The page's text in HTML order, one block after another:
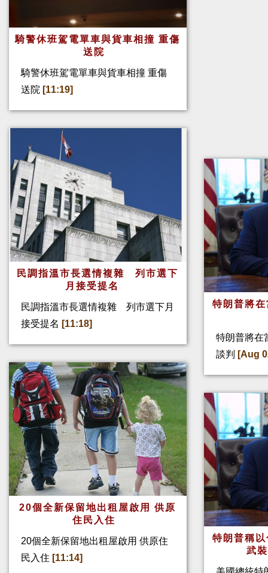
騎警休班駕電單車與貨車相撞 重傷
送院
騎警休班駕電單車與貨車相撞 重傷
送院 [11:19]
民調指溫市長選情複雜 列市選下
月接受提名
民調指溫市長選情複雜 列市選下月
接受提名 [11:18]
20個全新保留地出租屋啟用 供原
住民入住
20個全新保留地出租屋啟用 供原住
民入住 [11:14]
特朗普將
特朗普將在
談判
[Aug
特朗普稱
武